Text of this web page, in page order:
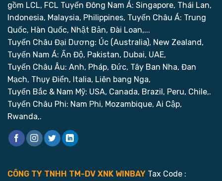
gồm LCL, FCL Tuyến Đông Nam Á: Singapore, Thái Lan,
Indonesia, Malaysia, Philippines, Tuyến Châu Á: Trung
Quốc, Hàn Quốc, Nhật Bản, Đài Loan,...
Tuyến Châu Đại Dương: Úc (Australia), New Zealand,
Tuyến Nam Á: Ấn Độ, Pakistan, Dubai, UAE,
Tuyến Châu Âu: Anh, Pháp, Đức, Tây Ban Nha, Đan
Mạch, Thụy Điển, Italia, Liên bang Nga,
Tuyến Bắc & Nam Mỹ: USA, Canada, Brazil, Peru, Chile,.
Tuyến Châu Phi: Nam Phi, Mozambique, Ai Cập,
Rwanda,.
CÔNG TY TNHH TM-DV XNK WINBAY Tax Code :